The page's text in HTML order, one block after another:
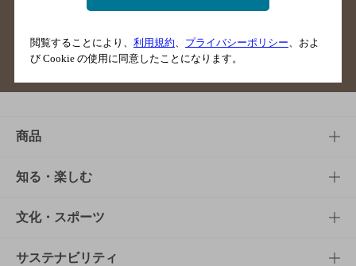
サイトマップ ご意見・ご感想
商品
商品TOP
商品一覧
商品発売情報
知る・楽しむ
知る・楽しむTOP
キャンペーン
文化・スポーツ
文化・スポーツTOP
サステナビリティ
閲覧することにより、 利用規約、 プライバシーポリシー、およ
び Cookie の使用に同意したことになります。